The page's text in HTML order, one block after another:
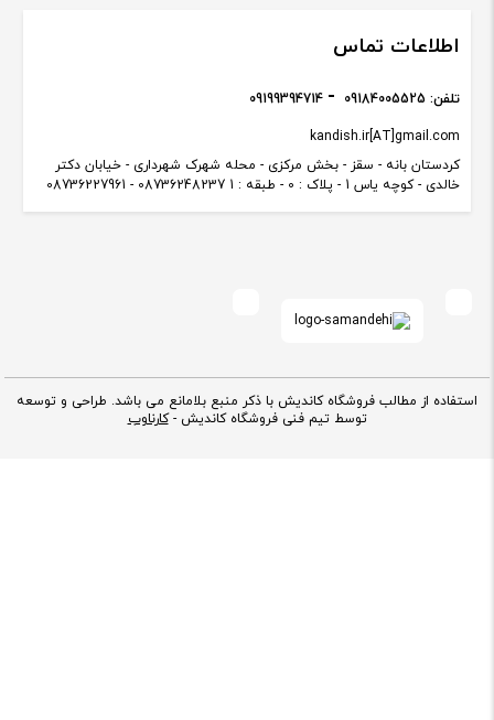
اطلاعات تماس
کردستان بانه - سقز - بخش مرکزی - محله شهرک شهرداری - خیابان دکتر
خالدی - کوچه یاس 1 - پلاک : 0 - طبقه : 1 08736248237 - 08736227961
kandish.ir[AT]gmail.com
تلفن: 09184005525
09199394714
استفاده از مطالب فروشگاه کاندیش با ذکر منبع بلامانع می باشد. طراحی و توسعه
توسط تیم فنی فروشگاه کاندیش -کارناوب